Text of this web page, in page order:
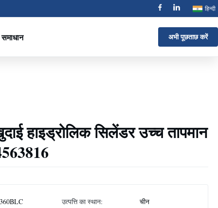
हिन्दी
समाधान अभी पूछताछ करें
हाइड्रोलिक सिलेंडर उच्च तापमान
उत्पत्ति का स्थान: चीन